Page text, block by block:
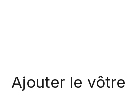
Ajouter le vôtre